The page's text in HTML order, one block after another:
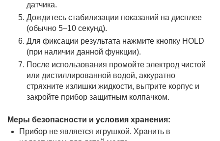
датчика.
Дождитесь стабилизации показаний на дисплее
(обычно 5–10 секунд).
Для фиксации результата нажмите кнопку HOLD
(при наличии данной функции).
После использования промойте электрод чистой
или дистиллированной водой, аккуратно
стряхните излишки жидкости, вытрите корпус и
закройте прибор защитным колпачком.
Меры безопасности и условия хранения:
Прибор не является игрушкой. Хранить в